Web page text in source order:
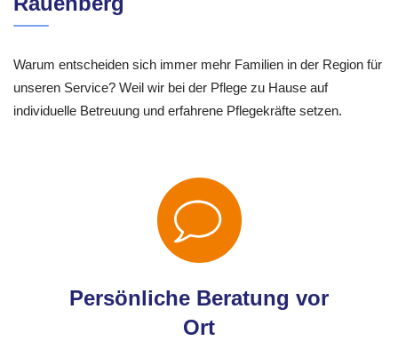
Warum entscheiden sich immer mehr Familien in der Region für
unseren Service? Weil wir bei der Pflege zu Hause auf
individuelle Betreuung und erfahrene Pflegekräfte setzen.
Persönliche Beratung vor
Ort